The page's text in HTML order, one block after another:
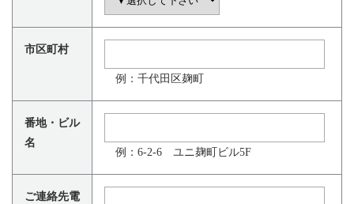
市区町村
例：千代田区麹町
番地・ビル
名
例：6-2-6 ユニ麹町ビル5F
ご連絡先電